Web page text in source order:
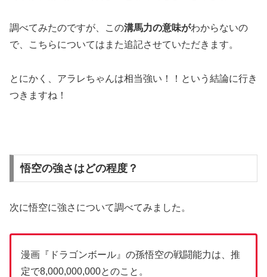
調べてみたのですが、この溝馬力の意味がわからないの
で、こちらについてはまた追記させていただきます。
とにかく、アラレちゃんは相当強い！！という結論に行き
つきますね！
悟空の強さはどの程度？
次に悟空に強さについて調べてみました。
漫画『ドラゴンボール』の孫悟空の戦闘能力は、推
定で8,000,000,000とのこと。